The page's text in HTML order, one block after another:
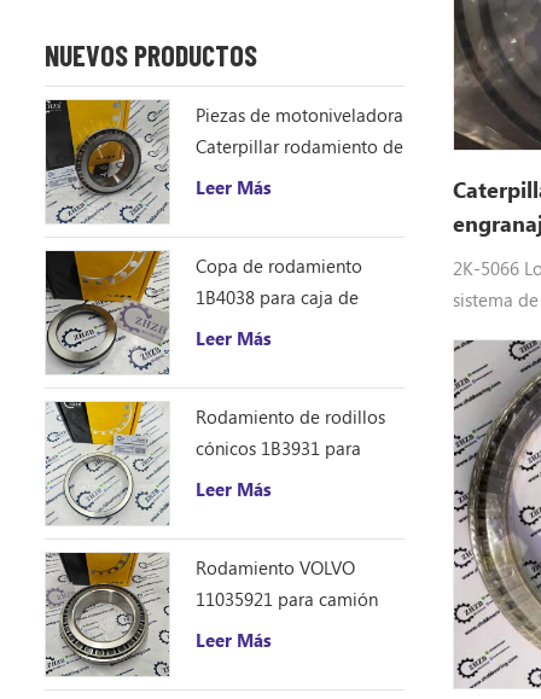
2K-5066
sistema
/ 950e
NUEVOS PRODUCTOS
Piezas de motoniveladora
Caterpillar rodamiento de
rodillos cónicos 1B4043
ZHZB acero
Leer Más
Copa de rodamiento
1B4038 para caja de
engranajes del
de la motoniveladora
Leer Más
Rodamiento de rodillos
cónicos 1B3931 para
motoniveladora
140B repuestos
Leer Más
Rodamiento VOLVO
11035921 para camión
volquete articulado
Leer Más